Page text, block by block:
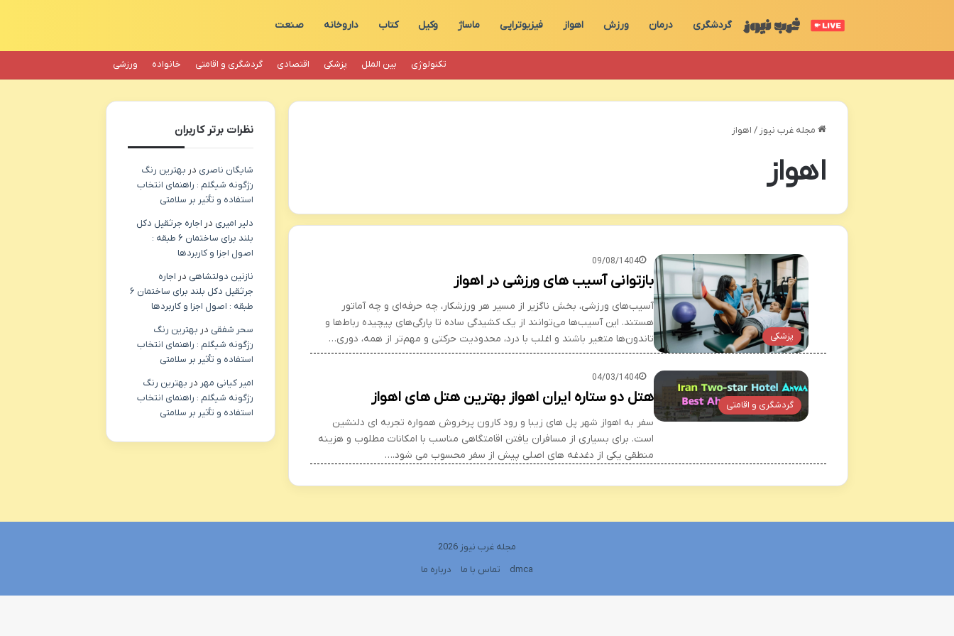
گردشگری درمان ورزش اهواز فیزیوتراپی ماساژ وکیل کتاب داروخانه صنعت
تکنولوژی بین الملل پزشکی اقتصادی گردشگری و اقامتی خانواده ورزشی
مجله غرب نیوز / اهواز
اهواز
پزشکی
09/08/1404
بازتوانی آسیب های ورزشی در اهواز
آسیب‌های ورزشی، بخش ناگزیر از مسیر هر ورزشکار، چه حرفه‌ای و چه آماتور
هستند. این آسیب‌ها می‌توانند از یک کشیدگی ساده تا پارگی‌های پیچیده رباط‌ها و
تاندون‌ها متغیر باشند و اغلب با درد، محدودیت حرکتی و مهم‌تر از همه، دوری…
گردشگری و اقامتی
04/03/1404
هتل دو ستاره ایران اهواز بهترین هتل های اهواز
سفر به اهواز شهر پل های زیبا و رود کارون پرخروش همواره تجربه ای دلنشین
است. برای بسیاری از مسافران یافتن اقامتگاهی مناسب با امکانات مطلوب و هزینه
منطقی یکی از دغدغه های اصلی پیش از سفر محسوب می شود.…
نظرات برتر کاربران
شایگان ناصری در بهترین رنگ
رژگونه شیگلم : راهنمای انتخاب
استفاده و تأثیر بر سلامتی
دلیر امیری در اجاره جرثقیل دکل
بلند برای ساختمان ۶ طبقه :
اصول اجزا و کاربردها
نازنین دولتشاهی در اجاره
جرثقیل دکل بلند برای ساختمان ۶
طبقه : اصول اجزا و کاربردها
سحر شفقی در بهترین رنگ
رژگونه شیگلم : راهنمای انتخاب
استفاده و تأثیر بر سلامتی
امیر کیانی مهر در بهترین رنگ
رژگونه شیگلم : راهنمای انتخاب
استفاده و تأثیر بر سلامتی
مجله غرب نیوز 2026
dmca
تماس با ما درباره ما